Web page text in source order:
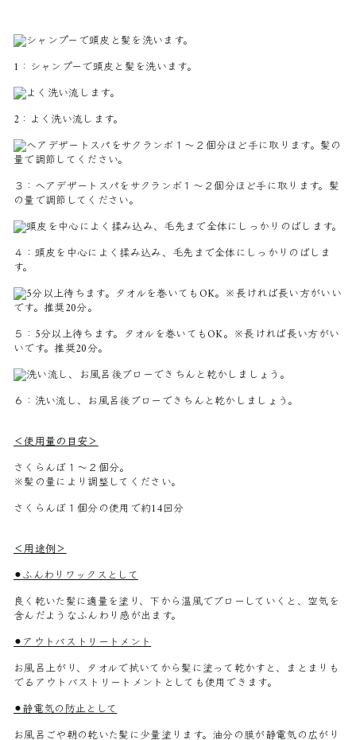
1： シャンプーで頭皮と髪を洗います。
2： よく洗い流します。
３： ヘアデザートスパをサクランボ１～２個分ほど手に取ります。髪
の量で調節してください。
４：頭皮を中心によく揉み込み、毛先まで全体にしっかりのばしま
す。
５：5分以上待ちます。タオルを巻いてもOK。※長ければ長い方がい
いです。推奨20分。
６：洗い流し、お風呂後ブローできちんと乾かしましょう。
＜使用量の目安＞
さくらんぼ１～２個分。
※髪の量により調整してください。
さくらんぼ１個分の使用で約14回分
＜用途例＞
⚫︎ふんわりワックスとして
良く乾いた髪に適量を塗り、下から温風でブローしていくと、空気を
含んだようなふんわり感が出ます。
⚫︎アウトバストリートメント
お風呂上がり、タオルで拭いてから髪に塗って乾かすと、まとまりも
でるアウトバストリートメントとしても使用できます。
⚫︎静電気の防止として
お風呂ごや朝の乾いた髪に少量塗ります。油分の膜が静電気の広がり